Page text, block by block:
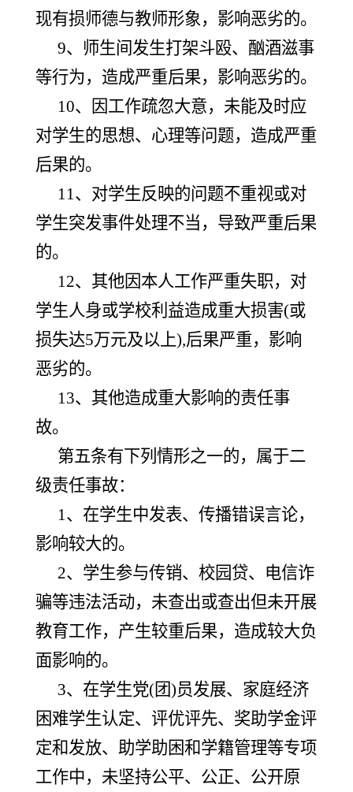
现有损师德与教师形象，影响恶劣的。
9、师生间发生打架斗殴、酗酒滋事
等行为，造成严重后果，影响恶劣的。
10、因工作疏忽大意，未能及时应
对学生的思想、心理等问题，造成严重
后果的。
11、对学生反映的问题不重视或对
学生突发事件处理不当，导致严重后果
的。
12、其他因本人工作严重失职，对
学生人身或学校利益造成重大损害(或
损失达5万元及以上),后果严重，影响
恶劣的。
13、其他造成重大影响的责任事
故。
第五条有下列情形之一的，属于二
级责任事故：
1、在学生中发表、传播错误言论，
影响较大的。
2、学生参与传销、校园贷、电信诈
骗等违法活动，未查出或查出但未开展
教育工作，产生较重后果，造成较大负
面影响的。
3、在学生党(团)员发展、家庭经济
困难学生认定、评优评先、奖助学金评
定和发放、助学助困和学籍管理等专项
工作中，未坚持公平、公正、公开原